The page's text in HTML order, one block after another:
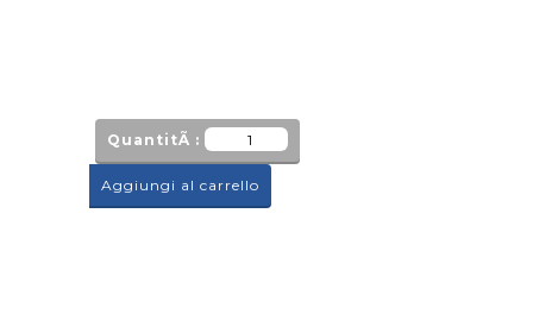
QuantitÃ :
Aggiungi al carrello